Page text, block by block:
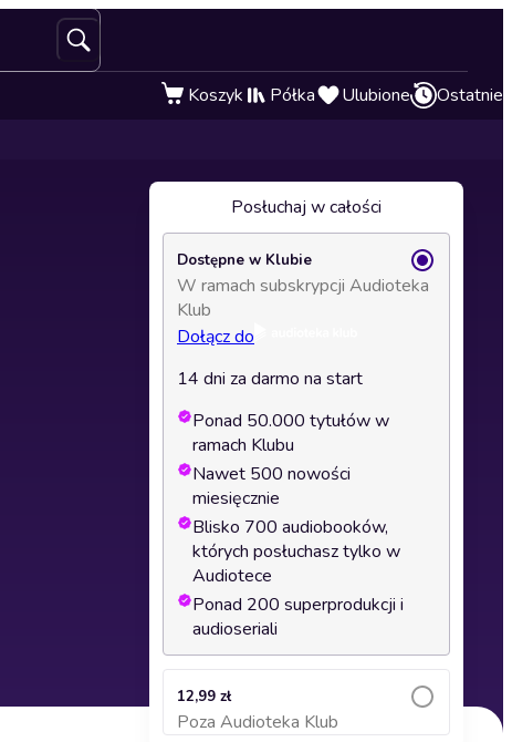
Koszyk Półka Ulubione Ostatnie
Posłuchaj w całości
Dostępne w Klubie
W ramach subskrypcji Audioteka
Klub
Dołącz do
14 dni za darmo na start
Ponad 50.000 tytułów w
ramach Klubu
Nawet 500 nowości
miesięcznie
Blisko 700 audiobooków,
których posłuchasz tylko w
Audiotece
Ponad 200 superprodukcji i
audioseriali
12,99 zł
Poza Audioteka Klub
Dodaj do koszyka